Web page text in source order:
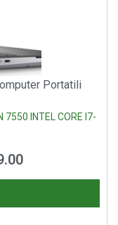
Portatili
7550 INTEL CORE I7-